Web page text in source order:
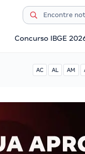
Concurso IBGE
AC AL AM